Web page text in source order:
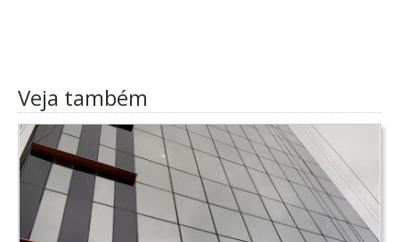
Veja também